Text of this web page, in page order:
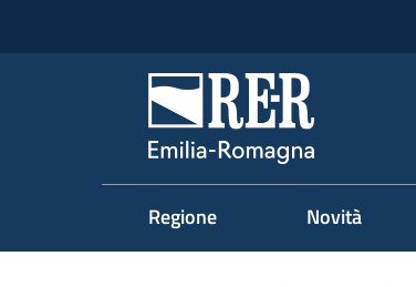
Regione Emilia-
Regione Novità